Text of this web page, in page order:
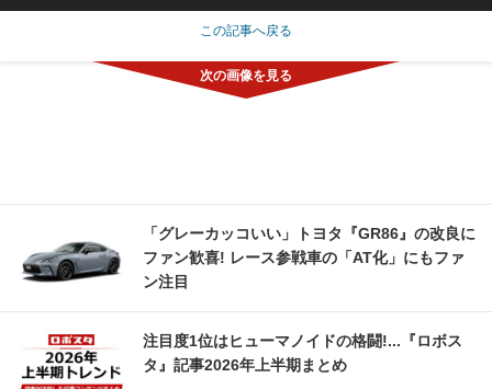
この記事へ戻る
「グレーカッコいい」トヨタ『GR86』の改良に
ファン歓喜! レース参戦車の「AT化」にもファ
ン注目
注目度1位はヒューマノイドの格闘!...『ロボス
タ』記事2026年上半期まとめ